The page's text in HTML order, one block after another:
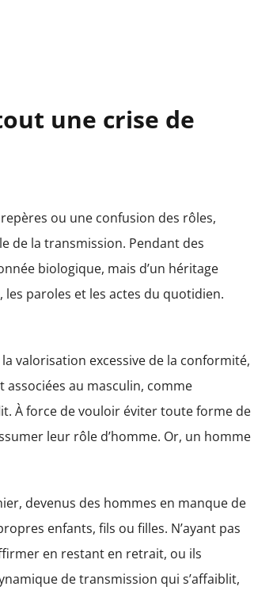
une crise de
ou une confusion des rôles,
de la transmission. Pendant des
biologique, mais d’un héritage
les paroles et les actes du quotidien.
valorisation excessive de la conformité,
au masculin, comme
À force de vouloir éviter toute forme de
leur rôle d’homme. Or, un homme
devenus des hommes en manque de
enfants, fils ou filles. N’ayant pas
en restant en retrait, ou ils
de transmission qui s’affaiblit,